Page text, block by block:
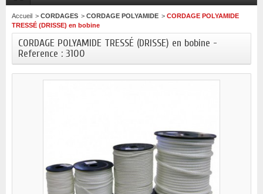
Accueil > CORDAGES > CORDAGE POLYAMIDE > CORDAGE POLYAMIDE
TRESSÉ (DRISSE) en bobine
CORDAGE POLYAMIDE TRESSÉ (DRISSE) en bobine -
Reference : 3100